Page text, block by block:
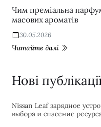
Чим преміальна
масових ароматів
30.05.2026
Читайте далі
Нові
Nissan Leaf зарядное
выбора и спасение